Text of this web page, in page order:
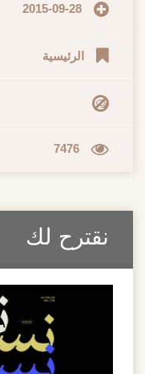
2015-09-28
الرئيسية
7476
نقترح لك